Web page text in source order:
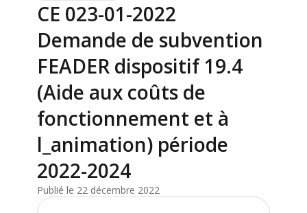
CE 023-01-2022
Demande de subvention
FEADER dispositif 19.4
(Aide aux coûts de
fonctionnement et à
l_animation) période
2022-2024
Publié le 22 décembre 2022